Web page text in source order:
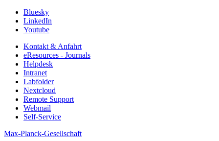
Bluesky
LinkedIn
Youtube
Kontakt & Anfahrt
eResources - Journals
Helpdesk
Intranet
Labfolder
Nextcloud
Remote Support
Webmail
Self-Service
Max-Planck-Gesellschaft